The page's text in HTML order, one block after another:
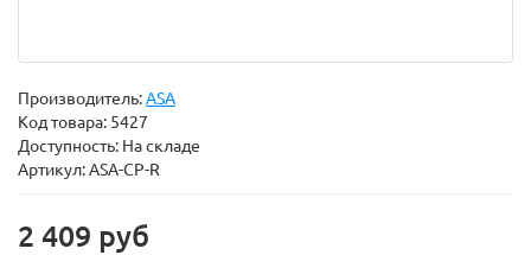
Производитель:ASA
Код товара: 5427
Доступность: На складе
Артикул: ASA-CP-R
2 409 руб